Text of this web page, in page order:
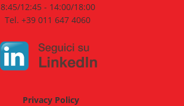
8:45/12:45 - 14:00/18:00
Tel. +39 011 647 4060
Privacy Policy